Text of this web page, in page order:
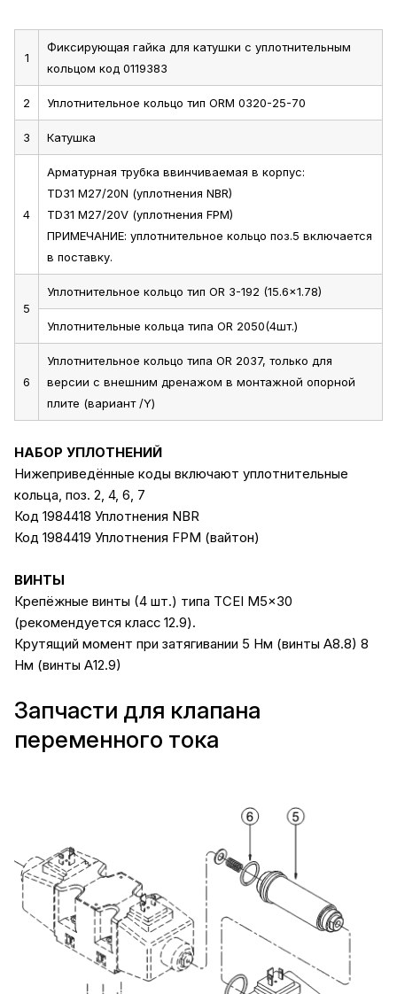
1
Фиксирующая гайка для катушки с уплотнительным
кольцом код 0119383
2 Уплотнительное кольцо тип ORM 0320-25-70
3 Катушка
4
Арматурная трубка ввинчиваемая в корпус:
TD31 M27/20N (уплотнения NBR)
TD31 M27/20V (уплотнения FPM)
ПРИМЕЧАНИЕ: уплотнительное кольцо поз.5 включается
в поставку.
5
Уплотнительное кольцо тип OR 3-192 (15.6x1.78)
Уплотнительные кольца типа OR 2050(4шт.)
6
Уплотнительное кольцо типа OR 2037, только для
версии с внешним дренажом в монтажной опорной
плите (вариант /Y)
НАБОР УПЛОТНЕНИЙ
Нижеприведённые коды включают уплотнительные
кольца, поз. 2, 4, 6, 7
Код 1984418 Уплотнения NBR
Код 1984419 Уплотнения FPM (вайтон)
ВИНТЫ
Крепёжные винты (4 шт.) типа TCEI M5x30
(рекомендуется класс 12.9).
Крутящий момент при затягивании 5 Нм (винты А8.8) 8
Нм (винты А12.9)
Запчасти для клапана
переменного тока